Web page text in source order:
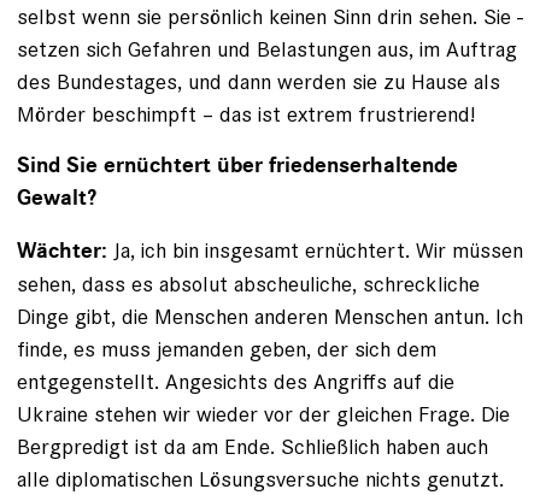
selbst wenn sie persönlich keinen Sinn drin sehen. Sie ­
setzen sich Gefahren und Belastungen aus, im Auftrag
des Bundestages, und dann werden sie zu Hause als
Mörder beschimpft – das ist extrem frustrierend!
Sind Sie ernüchtert über friedenserhaltende
Gewalt?
Wächter: Ja, ich bin insgesamt ernüchtert. Wir müssen
­sehen, dass es absolut abscheuliche, schreckliche
Dinge gibt, die Menschen anderen Menschen antun. Ich
finde, es muss jemanden geben, der sich dem
entgegenstellt. Angesichts des Angriffs auf die
Ukraine stehen wir wieder vor der gleichen Frage. Die
Bergpredigt ist da am Ende. Schließlich haben auch
alle diplomatischen Lösungs­versuche nichts ­genutzt.